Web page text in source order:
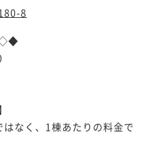
8
◇◆
なく、1棟あたりの料金で